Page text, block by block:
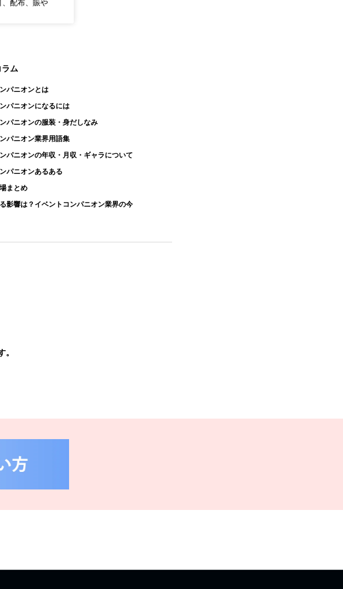
、配布、賑や
ム
パニオンとは
パニオンになるには
パニオンの服装・身だしなみ
パニオン業界用語集
パニオンの年収・月収・ギャラについて
パニオンあるある
まとめ
影響は？イベントコンパニオン業界の今